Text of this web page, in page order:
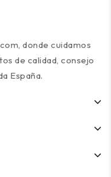
donde cuidamos
de calidad, consejo
España.